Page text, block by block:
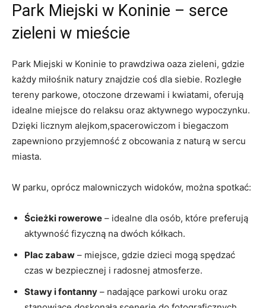
Park Miejski w Koninie – serce
‌zieleni w mieście
Park Miejski w ​Koninie ⁢to prawdziwa oaza ​zieleni, ⁤gdzie
każdy miłośnik natury‍ znajdzie coś ‌dla siebie. ‍Rozległe
tereny ​parkowe, otoczone drzewami i kwiatami, oferują‍
idealne ⁣miejsce do⁣ relaksu oraz aktywnego wypoczynku.
Dzięki licznym alejkom,spacerowiczom i⁣ biegaczom ​
zapewniono przyjemność z obcowania z naturą w sercu
miasta.
W parku,⁤ oprócz malowniczych widoków, można spotkać:
Ścieżki rowerowe – ⁣idealne​ dla ‍osób,‍ które ⁢preferują
aktywność fizyczną na⁣ dwóch ​kółkach.
Plac ​zabaw – miejsce, ⁢gdzie dzieci mogą‍ spędzać
⁣czas w ​bezpiecznej i⁢ radosnej⁢ atmosferze.
Stawy i⁢ fontanny – nadające ‍parkowi uroku oraz